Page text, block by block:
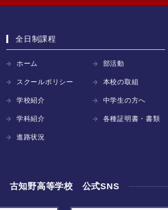
全日制課程
ホーム
スクールポリシー
学校紹介
学科紹介
進路状況
部活動
本校の取組
中学生の方へ
各種証明書・書類
古知野高等学校 公式SNS